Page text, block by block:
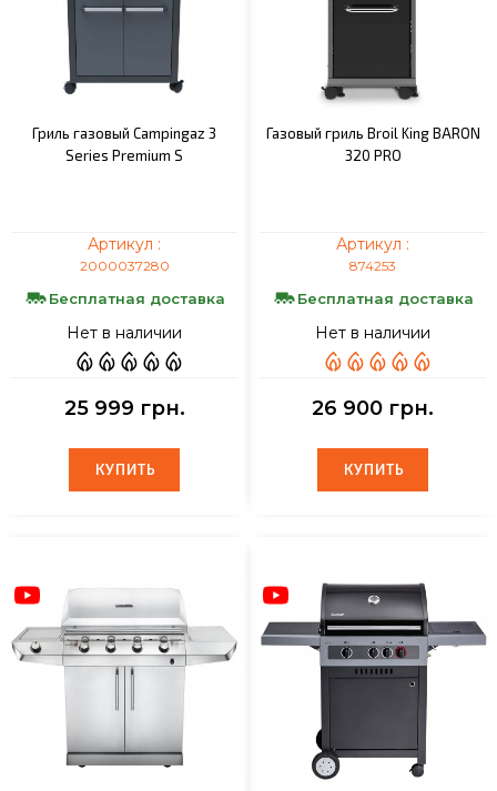
Гриль газовый Campingaz 3
Series Premium S
Артикул :
2000037280
Бесплатная доставка
Нет в наличии
25 999 грн.
КУПИТЬ
КУПИТЬ
Газовый гриль Broil King BARON
320 PRO
Артикул :
874253
Бесплатная доставка
Нет в наличии
26 900 грн.
КУПИТЬ
КУПИТЬ